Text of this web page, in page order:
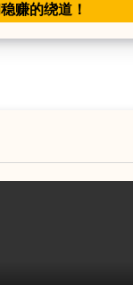
赚的绕道！